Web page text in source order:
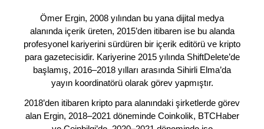
Ömer Ergin, 2008 yılından bu yana dijital medya
alanında içerik üreten, 2015’den itibaren ise bu alanda
profesyonel kariyerini sürdüren bir içerik editörü ve kripto
para gazetecisidir. Kariyerine 2015 yılında ShiftDelete’de
başlamış, 2016–2018 yılları arasında Sihirli Elma’da
yayın koordinatörü olarak görev yapmıştır.
2018’den itibaren kripto para alanındaki şirketlerde görev
alan Ergin, 2018–2021 döneminde Coinkolik, BTCHaber